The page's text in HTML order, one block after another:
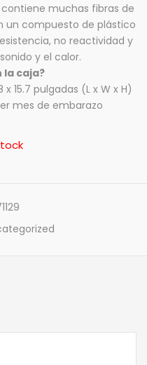
muchas fibras de
un compuesto de plástico
no reactividad y
y el calor.
la caja?
x 15.7 pulgadas (L x W x H)
mes de embarazo